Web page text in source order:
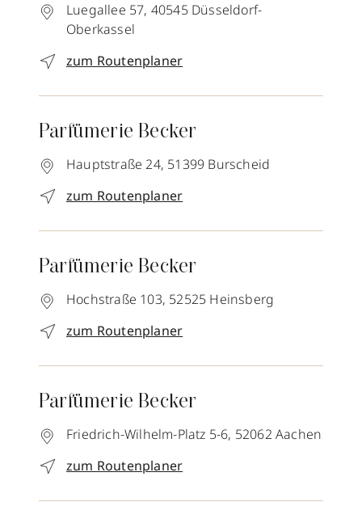
Luegallee 57, 40545 Düsseldorf-
Oberkassel
zum Routenplaner
Parfümerie Becker
Hauptstraße 24, 51399 Burscheid
zum Routenplaner
Parfümerie Becker
Hochstraße 103, 52525 Heinsberg
zum Routenplaner
Parfümerie Becker
Friedrich-Wilhelm-Platz 5-6, 52062 Aachen
zum Routenplaner